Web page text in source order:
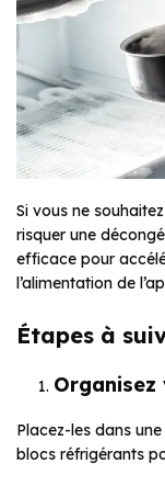
Si vous ne
risquer une
efficace pour
l’alimentation de
Étapes à
Organisez
Placez-les dans
blocs réfrigérants